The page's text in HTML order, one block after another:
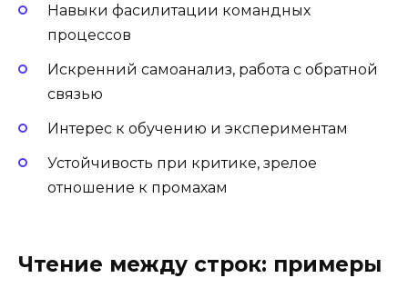
Навыки фасилитации командных
процессов
Искренний самоанализ, работа с обратной
связью
Интерес к обучению и экспериментам
Устойчивость при критике, зрелое
отношение к промахам
Чтение между строк: примеры